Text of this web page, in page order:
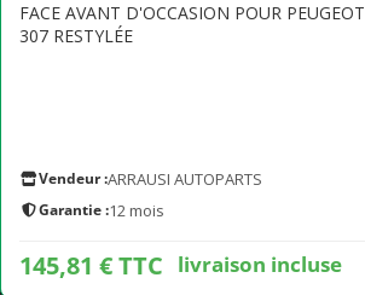
FACE AVANT D'OCCASION POUR PEUGEOT
307 RESTYLÉE
Vendeur :ARRAUSI AUTOPARTS
Garantie :12 mois
145,81 € TTC livraison incluse